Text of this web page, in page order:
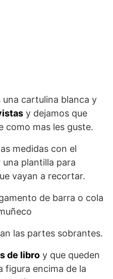
una cartulina blanca y
y dejamos que
como mas les guste.
medidas con el
plantilla para
vayan a recortar.
de barra o cola
las partes sobrantes.
de libro y que queden
figura encima de la